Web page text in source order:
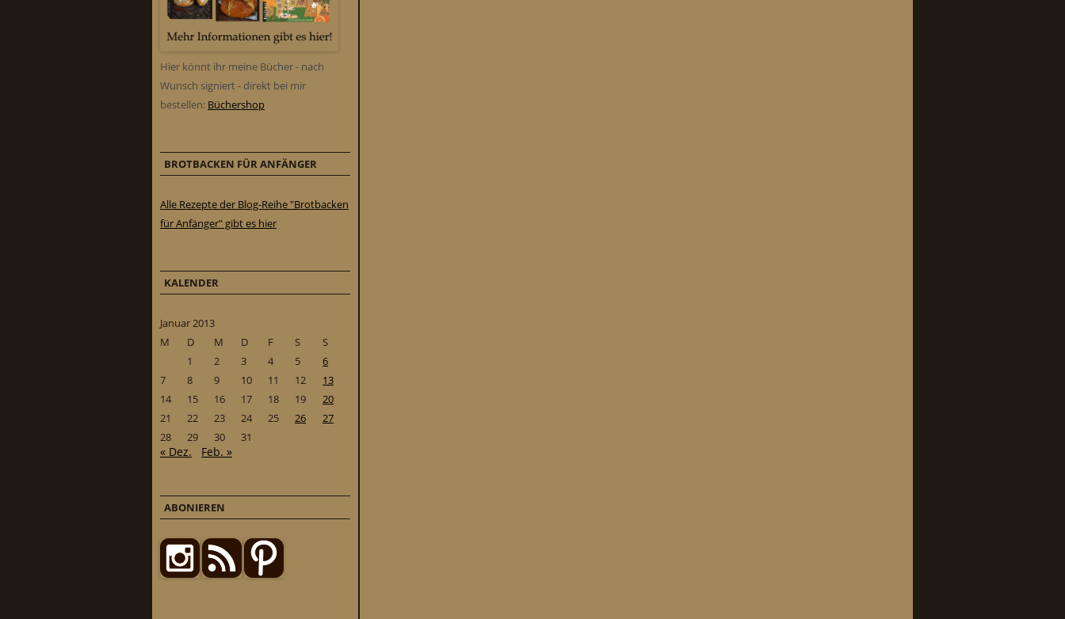
Hier könnt ihr meine Bücher - nach
Wunsch signiert - direkt bei mir
bestellen: Büchershop
BROTBACKEN FÜR ANFÄNGER
Alle Rezepte der Blog-Reihe "Brotbacken
für Anfänger" gibt es hier
KALENDER
Januar 2013
M
D M D F S
S
1
2 3 4 5
6
7
8 9 10 11 12
13
14
15 16 17 18 19
20
21
22 23 24 25 26
27
28
29 30 31
« Dez. Feb. »
ABONIEREN